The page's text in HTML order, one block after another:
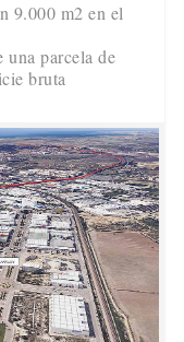
9.000 m2 en el
una parcela de
bruta